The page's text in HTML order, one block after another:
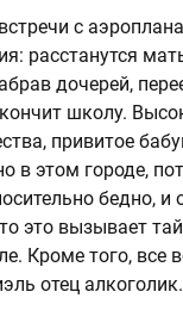
с
расстанутся
дочерей,
школу.
привитое
в этом городе,
бедно, и
это вызывает
Кроме того, все
отец алкоголик.